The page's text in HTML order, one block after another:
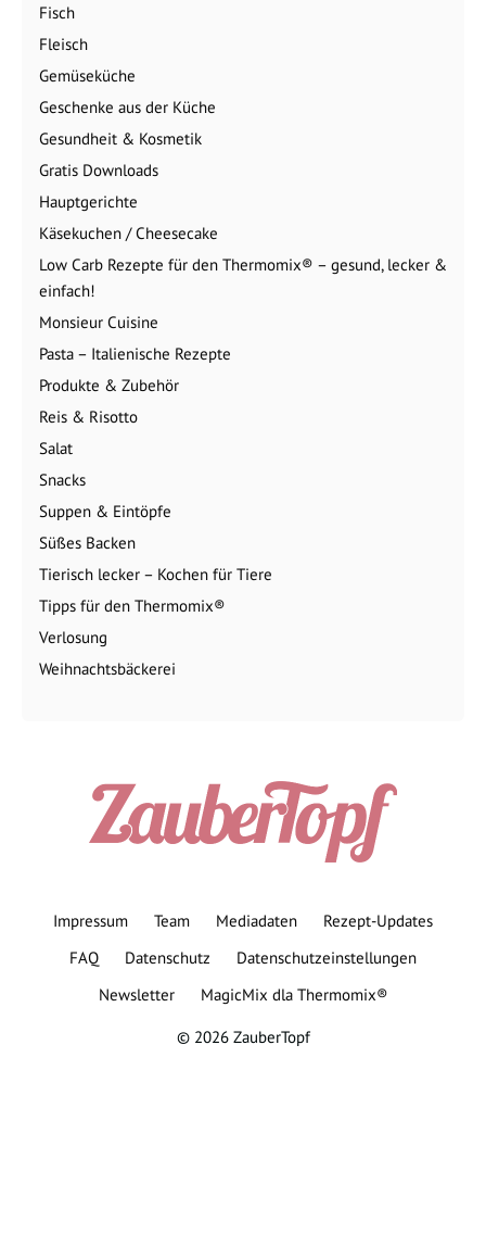
Fisch
Fleisch
Gemüseküche
Geschenke aus der Küche
Gesundheit & Kosmetik
Gratis Downloads
Hauptgerichte
Käsekuchen / Cheesecake
Low Carb Rezepte für den Thermomix® – gesund, lecker &
einfach!
Monsieur Cuisine
Pasta – Italienische Rezepte
Produkte & Zubehör
Reis & Risotto
Salat
Snacks
Suppen & Eintöpfe
Süßes Backen
Tierisch lecker – Kochen für Tiere
Tipps für den Thermomix®
Verlosung
Weihnachtsbäckerei
Impressum Team Mediadaten
Rezept-Updates
FAQ
Datenschutz
Datenschutzeinstellungen
Newsletter
MagicMix dla Thermomix®
© 2026 ZauberTopf